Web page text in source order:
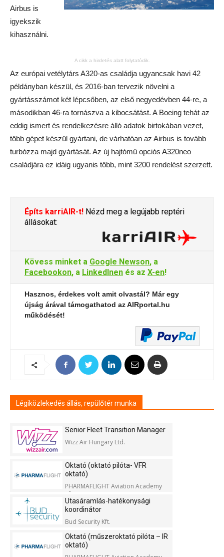
Airbus is
igyekszik
kihasználni.
A cikk a hirdetés alatt folytatódik.
Az európai vetélytárs A320-as családja ugyancsak havi 42
példányban készül, és 2016-ban tervezik növelni a
gyártásszámot két lépcsőben, az első negyedévben 44-re, a
másodikban 46-ra tornászva a kibocsátást. A Boeing tehát az
eddig ismert és rendelkezésre álló adatok birtokában vezet,
több gépet készül gyártani, de várhatóan az Airbus is tovább
turbózza majd gyártását. Az új hajtómű opciós A320neo
családjára ez idáig ugyanis több, mint 3200 rendelést szerzett.
Építs karriAIR-t! Nézd meg a legújabb reptéri
állásokat:
Kövess minket a Google Newson, a
Facebookon, a LinkedInen és az X-en!
Hasznos, érdekes volt amit olvastál? Már egy
újság árával támogathatod az AIRportal.hu
működését!
Légiközlekedés állás, repülőtér munka
Senior Fleet Transition Manager
Wizz Air Hungary Ltd.
Oktató (oktató pilóta- VFR
oktató)
PHARMAFLIGHT Aviation Academy
Kft.
Utasáramlás-hatékonysági
koordinátor
Bud Security Kft.
Oktató (műszeroktató pilóta – IR
oktató)